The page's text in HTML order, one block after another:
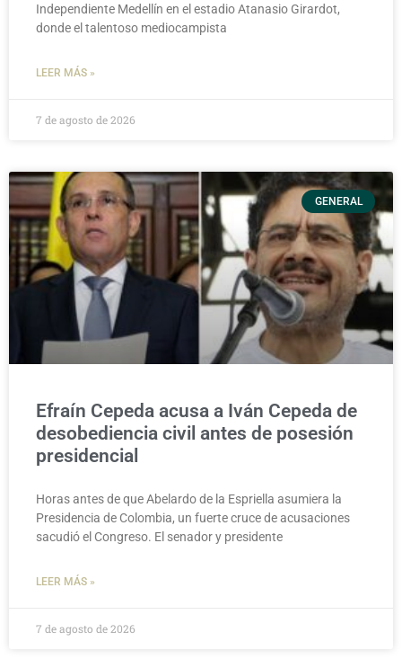
Independiente Medellín en el estadio Atanasio Girardot,
donde el talentoso mediocampista
LEER MÁS »
7 de agosto de 2026
GENERAL
Efraín Cepeda acusa a Iván Cepeda de
desobediencia civil antes de posesión
presidencial
Horas antes de que Abelardo de la Espriella asumiera la
Presidencia de Colombia, un fuerte cruce de acusaciones
sacudió el Congreso. El senador y presidente
LEER MÁS »
7 de agosto de 2026